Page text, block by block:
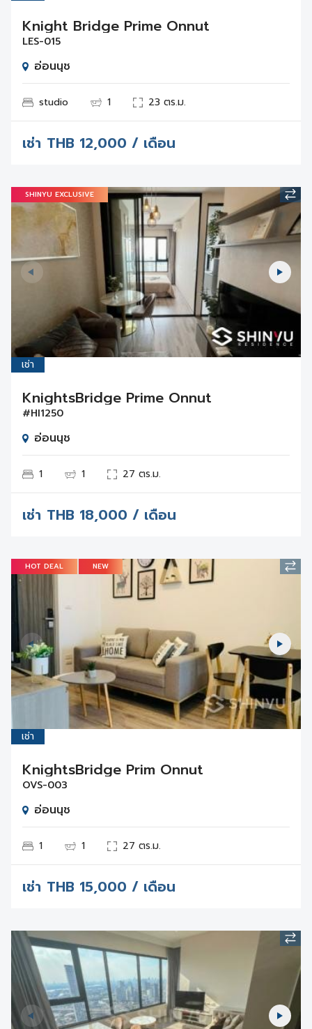
Knight Bridge Prime Onnut
LES-015
อ่อนนุช
studio 1 23 ตร.ม.
เช่า THB 12,000 / เดือน
SHINYU EXCLUSIVE
เช่า
KnightsBridge Prime Onnut
#HI1250
อ่อนนุช
1 1 27 ตร.ม.
เช่า THB 18,000 / เดือน
HOT DEAL NEW
เช่า
KnightsBridge Prim Onnut
OVS-003
อ่อนนุช
1 1 27 ตร.ม.
เช่า THB 15,000 / เดือน